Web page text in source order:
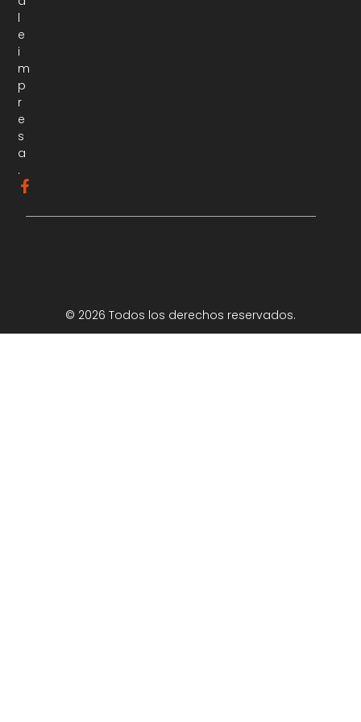
l
e
i
m
p
r
e
s
a
.
© 2026 Todos los derechos reservados.